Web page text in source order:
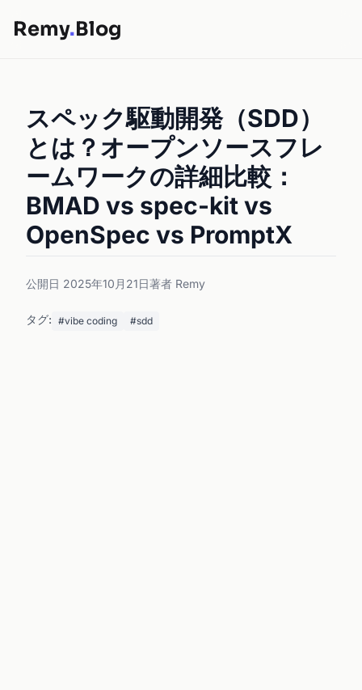
Remy.Blog
スペック駆動開発（SDD）
とは？オープンソースフレ
ームワークの詳細比較：
BMAD vs spec-kit vs
OpenSpec vs PromptX
公開日 2025年10月21日著者 Remy
タグ: #vibe coding #sdd